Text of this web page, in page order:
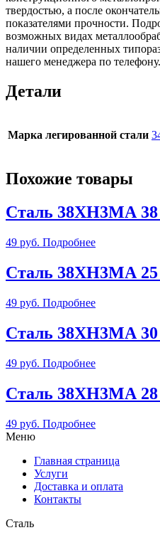
твердостью, а после
показателями прочности.
возможных видах
наличии определенных
нашего менеджера по телефону.
Детали
Марка легированной стали
Похожие товары
Сталь 38ХН3МА
49 руб. Подробнее
Сталь 38ХН3МА
49 руб. Подробнее
Сталь 38ХН3МА
49 руб. Подробнее
Сталь 38ХН3МА
49 руб. Подробнее
Меню
Главная страница
Услуги
Доставка и оплата
Контакты
Сталь